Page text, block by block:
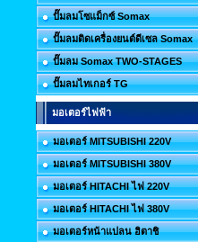
ปั๊มลมโซแม็กซ์ Somax
ปั๊มลมติดเครื่องยนต์ดีเซล Somax
ปั๊มลม Somax TWO-STAGES
ปั๊มลมไทเกอร์ TG
มอเตอร์ไฟฟ้า
มอเตอร์ MITSUBISHI 220V
มอเตอร์ MITSUBISHI 380V
มอเตอร์ HITACHI ไฟ 220V
มอเตอร์ HITACHI ไฟ 380V
มอเตอร์หน้าแปลน ฮิตาชิ